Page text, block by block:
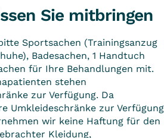
Sie mitbringen
Sportsachen (Trainingsanzug
Badesachen, 1 Handtuch
für Ihre Behandlungen mit.
stehen
zur Verfügung. Da
Umkleideschränke zur Verfügung
wir keine Haftung für den
Kleidung,